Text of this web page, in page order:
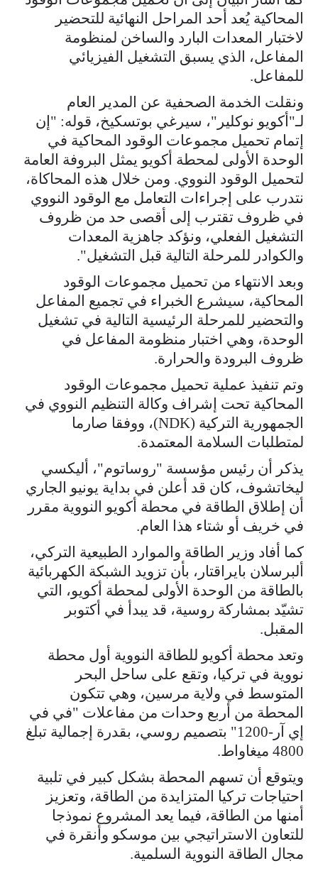
المحاكية يُعد أحد المراحل النهائية للتحضير
لاختبار المعدات البارد والساخن لمنظومة
المفاعل، الذي يسبق التشغيل الفيزيائي
للمفاعل.
ونقلت الخدمة الصحفية عن المدير العام
لـ"أكويو نوكلير"، سيرغي بوتسكيخ، قوله: "إن
إتمام تحميل مجموعات الوقود المحاكية في
الوحدة الأولى لمحطة أكويو يمثل البروفة العامة
لتحميل الوقود النووي. ومن خلال هذه المحاكاة،
نتدرب على إجراءات التعامل مع الوقود النووي
في ظروف تقترب إلى أقصى حد من ظروف
التشغيل الفعلي، ونؤكد جاهزية المعدات
والكوادر للمرحلة التالية قبل التشغيل".
وبعد الانتهاء من تحميل مجموعات الوقود
المحاكية، سيشرع الخبراء في تجميع المفاعل
والتحضير للمرحلة الرئيسية التالية في تشغيل
الوحدة، وهي اختبار منظومة المفاعل في
ظروف البرودة والحرارة.
وتم تنفيذ عملية تحميل مجموعات الوقود
المحاكية تحت إشراف وكالة التنظيم النووي في
الجمهورية التركية (NDK)، ووفقا صارما
لمتطلبات السلامة المعتمدة.
يذكر أن رئيس مؤسسة "روساتوم"، أليكسي
ليخاتشوف، كان قد أعلن في بداية يونيو الجاري
أن إطلاق الطاقة في محطة أكويو النووية مقرر
في خريف أو شتاء هذا العام.
كما أفاد وزير الطاقة والموارد الطبيعية التركي،
ألبرسلان بايراقتار، بأن تزويد الشبكة الكهربائية
بالطاقة من الوحدة الأولى لمحطة أكويو، التي
تشيّد بمشاركة روسية، قد يبدأ في أكتوبر
المقبل.
وتعد محطة أكويو للطاقة النووية أول محطة
نووية في تركيا، وتقع على ساحل البحر
المتوسط في ولاية مرسين، وهي تتكون
المحطة من أربع وحدات من مفاعلات "في في
إي آر-1200" بتصميم روسي، بقدرة إجمالية تبلغ
4800 ميغاواط.
ويتوقع أن تسهم المحطة بشكل كبير في تلبية
احتياجات تركيا المتزايدة من الطاقة، وتعزيز
أمنها من الطاقة، فيما يعد المشروع نموذجا
للتعاون الاستراتيجي بين موسكو وأنقرة في
مجال الطاقة النووية السلمية.